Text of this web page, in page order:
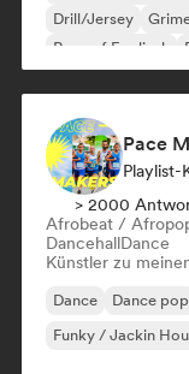
Drill/Jersey
Rap auf Englisch
Pace
Playlist-
> 2000
Afrobeat /
DancehallDance
Künstler zu
Dance Dance pop
Funky / Jackin